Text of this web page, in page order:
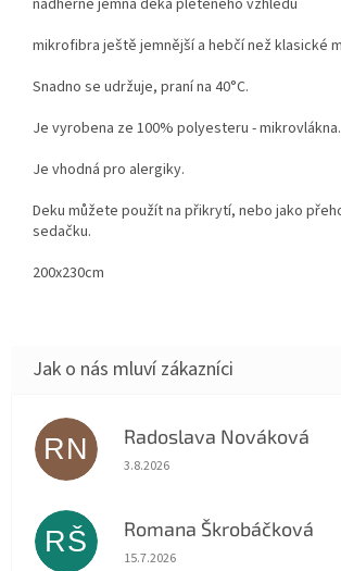
mikrofibra ještě jemnější a hebčí než klasické
Snadno se udržuje, praní na 40°C.
Je vyrobena ze 100% polyesteru - mikrovlákna.
Je vhodná pro alergiky.
Deku můžete použít na přikrytí, nebo jako
sedačku.
200x230cm
RN Radoslava Nováková
Hodnocení obchodu je 5 z 5
3.8.2026
RŠ Romana Škrobáčková
Hodnocení obchodu je 5 z 5
15.7.2026